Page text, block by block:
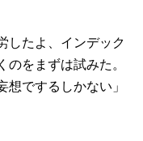
したよ、インデック
のをまずは試みた。
でするしかない」